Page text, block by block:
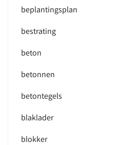
beplantingsplan
bestrating
beton
betonnen
betontegels
blaklader
blokker